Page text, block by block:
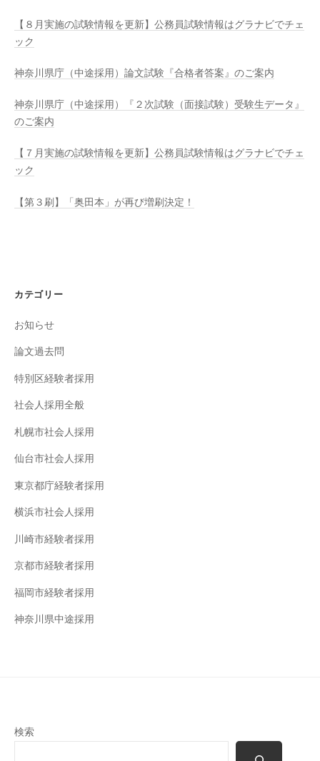
【８月実施の試験情報を更新】公務員試験情報はグラナビでチェ
ック
神奈川県庁（中途採用）論文試験『合格者答案』のご案内
神奈川県庁（中途採用）『２次試験（面接試験）受験生データ』
のご案内
【７月実施の試験情報を更新】公務員試験情報はグラナビでチェ
ック
【第３刷】「奥田本」が再び増刷決定！
カテゴリー
お知らせ
論文過去問
特別区経験者採用
社会人採用全般
札幌市社会人採用
仙台市社会人採用
東京都庁経験者採用
横浜市社会人採用
川崎市経験者採用
京都市経験者採用
福岡市経験者採用
神奈川県中途採用
検索